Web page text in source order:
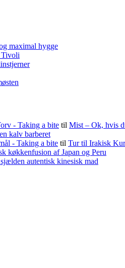
maximal hygge
Tivoli
- Taking a bite til Mist – Ok, hvis
kalv barberet
- Taking a bite til Tur til Irakisk
køkkenfusion af Japan og Peru
autentisk kinesisk mad